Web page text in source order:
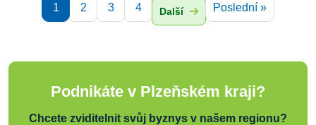
1 2 3 4 Další Poslední »
Podnikáte v Plzeňském kraji?
Chcete zviditelnit svůj byznys v našem regionu?